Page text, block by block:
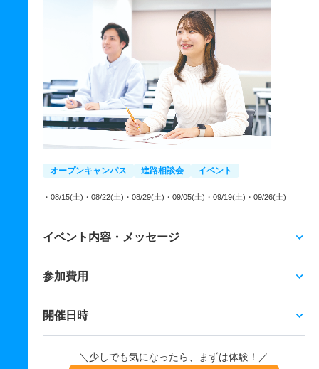
オープンキャンパス 進路相談会 イベント
・08/15(土) ・08/22(土) ・08/29(土) ・09/05(土) ・09/19(土) ・09/26(土)
イベント内容・メッセージ
参加費用
開催日時
＼少しでも気になったら、まずは体験！／